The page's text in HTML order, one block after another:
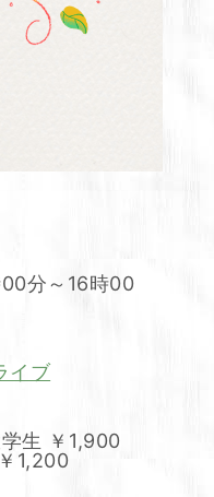
分～16時00
イブ
生 ￥1,900
1,200